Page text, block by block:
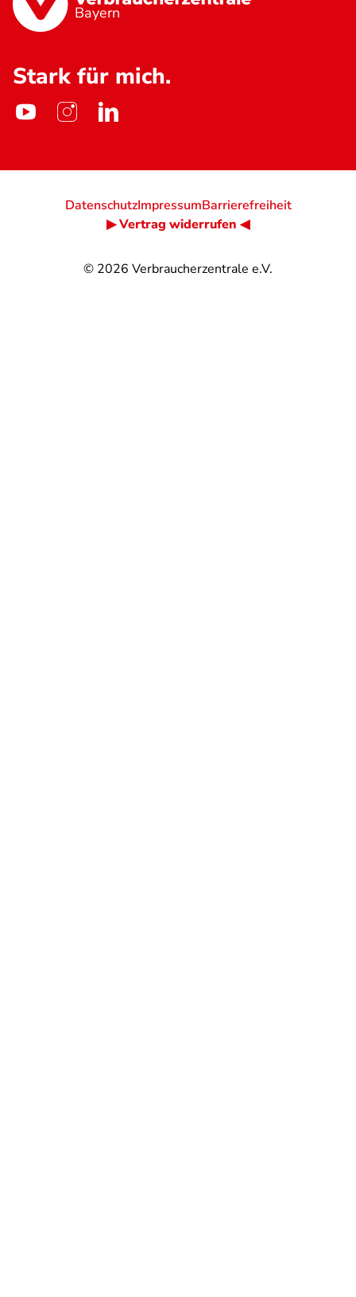
Bayern
Stark für mich.
© 2026 Verbraucherzentrale e.V.
DatenschutzImpressumBarrierefreiheit
▶ Vertrag widerrufen ◀